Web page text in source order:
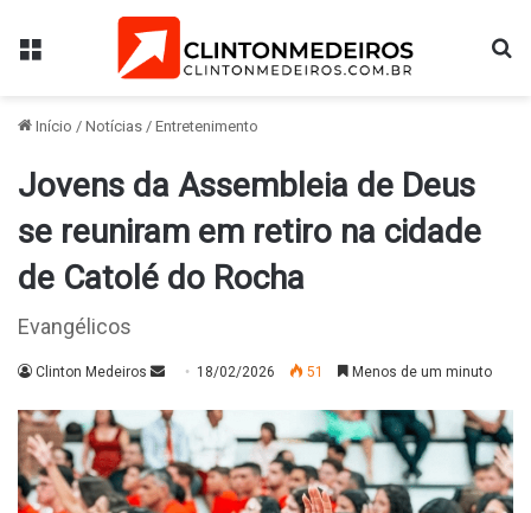
Menu
Início / Notícias / Entretenimento
Jovens da Assembleia de Deus
se reuniram em retiro na cidade
de Catolé do Rocha
Evangélicos
Clinton Medeiros
Mande
e-
mail
18/02/2026 51 Menos de um minuto